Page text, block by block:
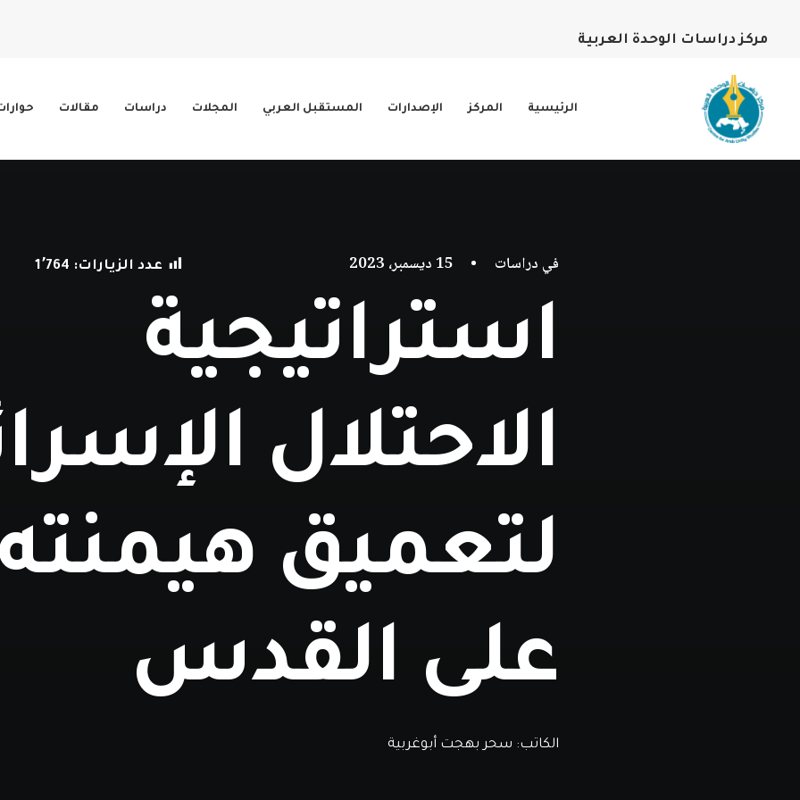
مركز دراسات الوحدة العربية
الرئيسية المركز الإصدارات المستقبل العربي المجلات دراسات مقالات
في دراسات • 15 ديسمبر، 2023 عدد الزيارات: 1٬764
​​استراتيجية
الاحتلال
لتعميق
على القدس
الكاتب: سحر بهجت أبوغربية